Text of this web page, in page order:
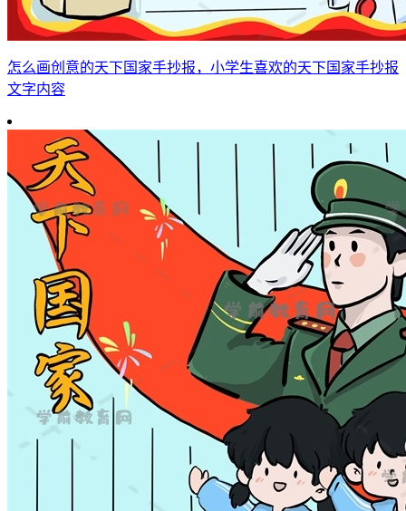
怎么画创意的天下国家手抄报，小学生喜欢的天下国家手抄报
文字内容